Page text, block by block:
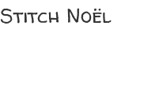
Stitch Noël